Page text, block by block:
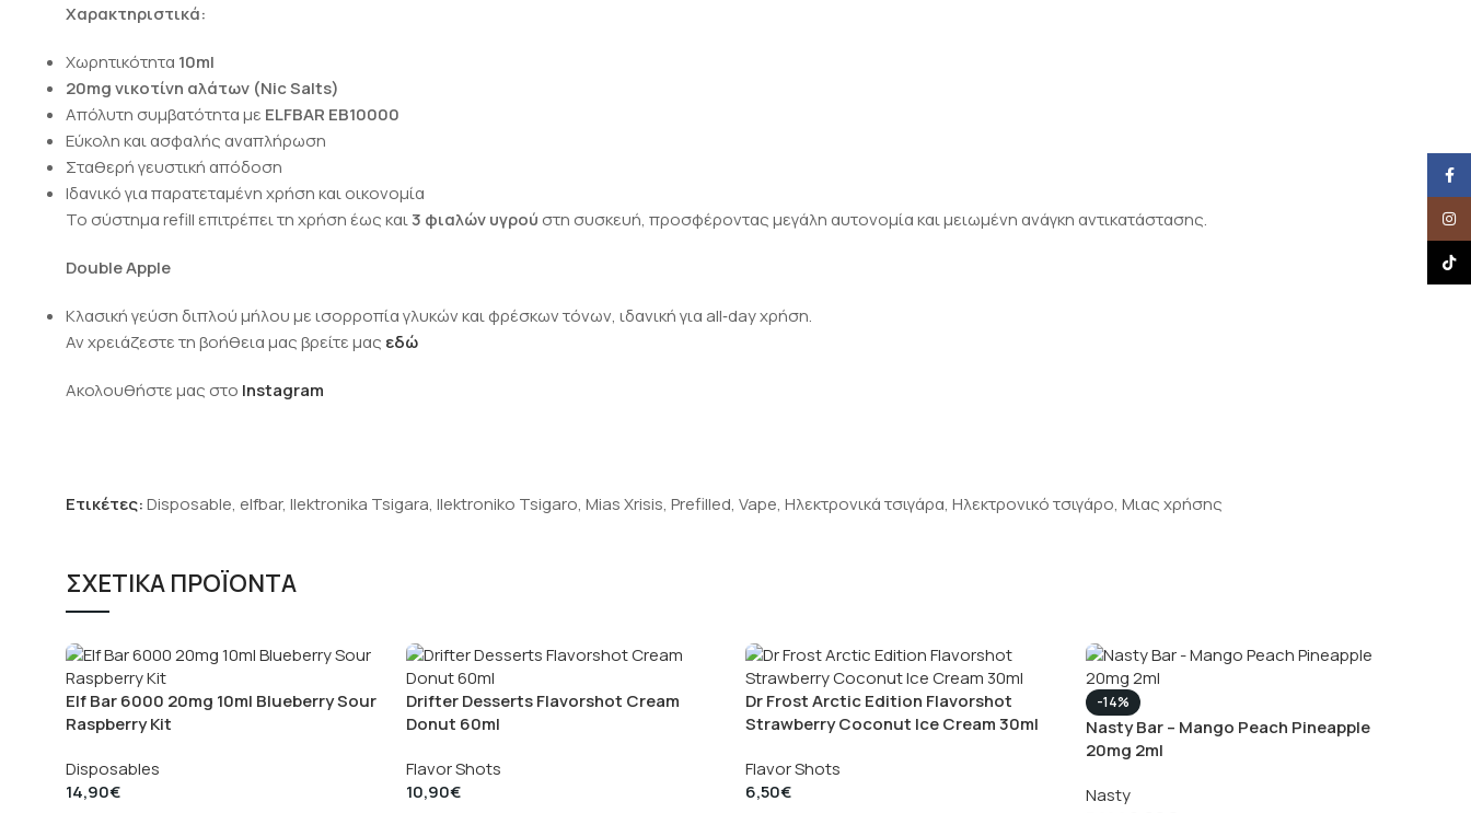
Χαρακτηριστικά:
Χωρητικότητα 10ml
20mg νικοτίνη αλάτων (Nic Salts)
Απόλυτη συμβατότητα με ELFBAR ΕΒ10000
Εύκολη και ασφαλής αναπλήρωση
Σταθερή γευστική απόδοση
Ιδανικό για παρατεταμένη χρήση και οικονομία
Το σύστημα refill επιτρέπει τη χρήση έως και3 φιαλών υγρού στη συσκευή, προσφέροντας μεγάλη αυτονομία και μειωμένη ανάγκη αντικατάστασης.
Double Apple
Κλασική γεύση διπλού μήλου με ισορροπία γλυκών και φρέσκων τόνων, ιδανική για all‑day χρήση.
Αν χρειάζεστε τη βοήθεια μας βρείτε μας εδώ
Ακολουθήστε μας στο Instagram
Ετικέτες:Disposable, elfbar, Ilektronika Tsigara, Ilektroniko Tsigaro, Mias Xrisis, Prefilled, Vape, Ηλεκτρονικά τσιγάρα, Ηλεκτρονικό τσιγάρο, Μιας χρήσης
ΣΧΕΤΙΚΑ ΠΡΟΪΟΝΤΑ
Elf Bar 6000 20mg 10ml Blueberry Sour
Raspberry Kit
Disposables
14,90€
Drifter Desserts Flavorshot Cream
Donut 60ml
Flavor Shots
10,90€
Dr Frost Arctic Edition Flavorshot
Strawberry Coconut Ice Cream 30ml
Flavor Shots
6,50€
-14%
Nasty Bar – Mango Peach Pineapple
20mg 2ml
Nasty